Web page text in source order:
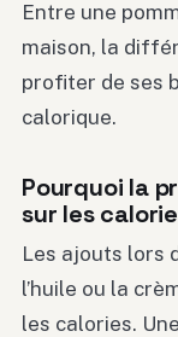
Entre une
maison, la
profiter de ses
calorique.
Pourquoi la
sur les
Les ajouts lors
l’huile ou la
les calories.